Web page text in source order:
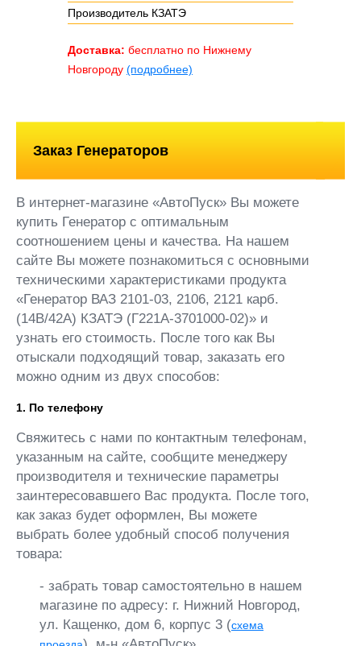
Производитель КЗАТЭ
Доставка: бесплатно по Нижнему
Новгороду (подробнее)
Заказ Генераторов
В интернет-магазине «АвтоПуск» Вы можете
купить Генератор с оптимальным
соотношением цены и качества. На нашем
сайте Вы можете познакомиться с основными
техническими характеристиками продукта
«Генератор ВАЗ 2101-03, 2106, 2121 карб.
(14В/42А) КЗАТЭ (Г221А-3701000-02)» и
узнать его стоимость. После того как Вы
отыскали подходящий товар, заказать его
можно одним из двух способов:
1. По телефону
Свяжитесь с нами по контактным телефонам,
указанным на сайте, сообщите менеджеру
производителя и технические параметры
заинтересовавшего Вас продукта. После того,
как заказ будет оформлен, Вы можете
выбрать более удобный способ получения
товара:
- забрать товар самостоятельно в нашем
магазине по адресу: г. Нижний Новгород,
ул. Кащенко, дом 6, корпус 3 (схема